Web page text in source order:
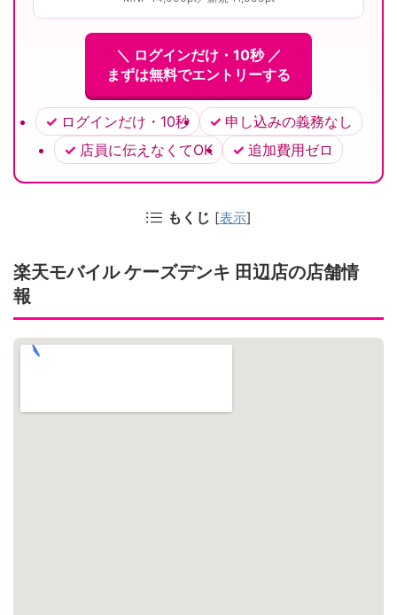
＼ ログインだけ・10秒 ／
まずは無料でエントリーする
ログインだけ・10秒
申し込みの義務なし
店員に伝えなくてOK
追加費用ゼロ
もくじ [表示]
楽天モバイル ケーズデンキ 田辺店の店舗情
報